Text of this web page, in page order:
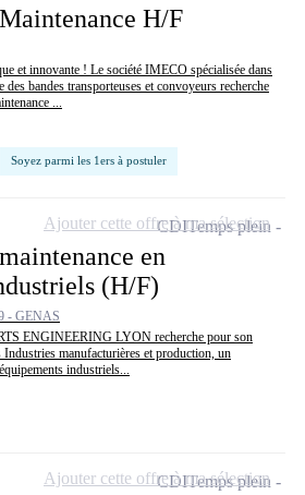
H/F
et innovante ! Le société IMECO spécialisée dans
des bandes transporteuses et convoyeurs recherche
...
Soyez parmi les 1ers à postuler
en
(H/F)
- GENAS
ENGINEERING LYON recherche pour son
Industries manufacturières et production, un
industriels...
CDITemps plein
Ajouter cette offre à ma sélection
CDITemps plein
Ajouter cette offre à ma sélection